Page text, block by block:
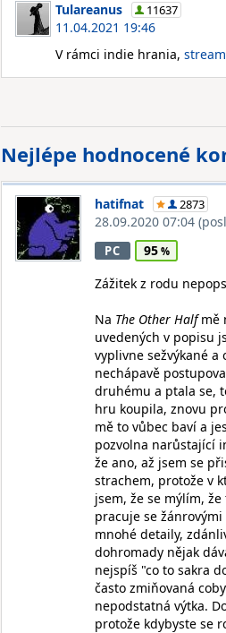
Tulareanus 11637
11.04.2021 19:46
V rámci indie hrania,
Nejlépe hodnocené
hatifnat 2873
28.09.2020 07:04
PC
95
Zážitek z rodu
Na The Other Halfmě
uvedených v popisu
vyplivne sežvýkané a
nechápavě
druhému a ptala se,
hru koupila, znovu
mě to vůbec baví a
pozvolna narůstající
že ano, až jsem se
strachem, protože v
jsem, že se mýlím,
pracuje se
mnohé detaily,
dohromady nějak
nejspíš "co to sakra
často zmiňovaná
nepodstatná výtka.
protože kdybyste se